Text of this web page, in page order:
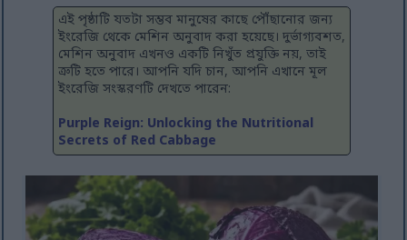
এই পৃষ্ঠাটি যতটা সম্ভব মানুষের কাছে পৌঁছানোর জন্য
ইংরেজি থেকে মেশিন অনুবাদ করা হয়েছে। দুর্ভাগ্যবশত,
মেশিন অনুবাদ এখনও একটি নিখুঁত প্রযুক্তি নয়, তাই
ত্রুটি হতে পারে। আপনি যদি চান, আপনি এখানে মূল
ইংরেজি সংস্করণটি দেখতে পারেন:
Purple Reign: Unlocking the Nutritional
Secrets of Red Cabbage